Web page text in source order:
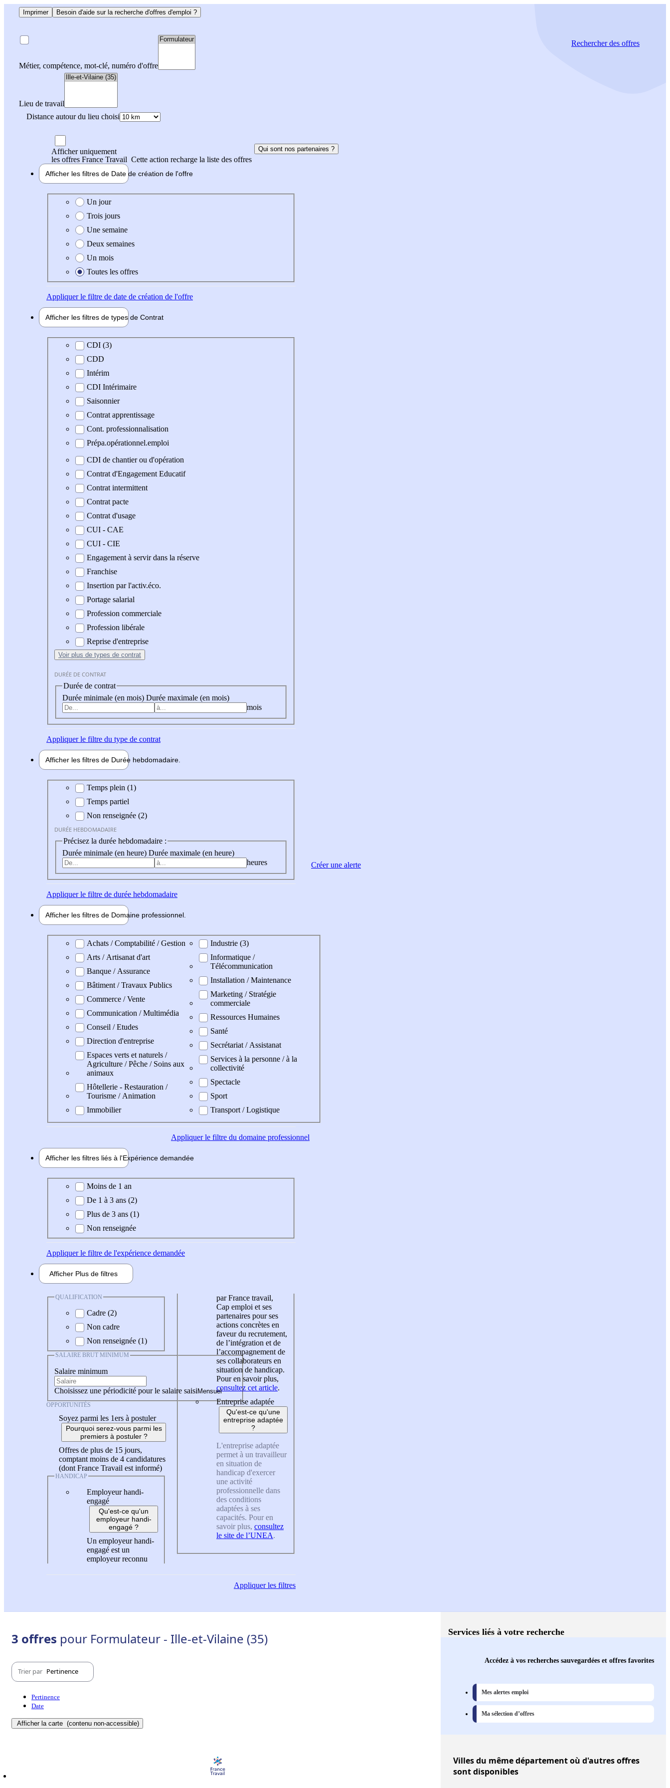
Imprimer Besoin d'aide sur la recherche d'offres d'emploi ?
Métier, compétence, mot-clé, numéro d'offre
Lieu de travail
Distance autour du lieu choisi
Rechercherdes offres
Afficher uniquement
les offres France Travail Cette action recharge la liste des offres
Qui sont nos partenaires ?
Afficher les filtres de Date de création de l'offre
Date de création de l'offre
Un jour
Trois jours
Une semaine
Deux semaines
Un mois
Toutes les offres
Appliquerle filtre de date de création de l'offre
Afficher les filtres de types de Contrat
Type de contrat
CDI (3)
CDD
Intérim
CDI Intérimaire
Saisonnier
Contrat apprentissage
Cont. professionnalisation
Prépa.opérationnel.emploi
CDI de chantier ou d'opération
Contrat d'Engagement Educatif
Contrat intermittent
Contrat pacte
Contrat d'usage
CUI - CAE
CUI - CIE
Engagement à servir dans la réserve
Franchise
Insertion par l'activ.éco.
Portage salarial
Profession commerciale
Profession libérale
Reprise d'entreprise
Voir plus de types de contrat
DURÉE DE CONTRAT
Durée de contrat
Durée minimale (en mois) Durée maximale (en mois)
mois
Appliquerle filtre du type de contrat
Afficher les filtres de Durée hebdomadaire
Durée hebdomadaire
Temps plein (1)
Temps partiel
Non renseignée (2)
DURÉE HEBDOMADAIRE
Précisez la durée hebdomadaire :
Durée minimale (en heure) Durée maximale (en heure)
heures
Appliquerle filtre de durée hebdomadaire
Afficher les filtres de Domaine professionnel
Domaine professionel
Achats / Comptabilité / Gestion
Arts / Artisanat d'art
Banque / Assurance
Bâtiment / Travaux Publics
Commerce / Vente
Communication / Multimédia
Conseil / Etudes
Direction d'entreprise
Espaces verts et naturels /
Agriculture / Pêche / Soins aux
animaux
Hôtellerie - Restauration /
Tourisme / Animation
Immobilier
Industrie (3)
Informatique /
Télécommunication
Installation / Maintenance
Marketing / Stratégie
commerciale
Ressources Humaines
Santé
Secrétariat / Assistanat
Services à la personne / à la
collectivité
Spectacle
Sport
Transport / Logistique
Appliquerle filtre du domaine professionnel
Afficher les filtres liés à l'Expérience demandée
Expérience demandée
Moins de 1 an
De 1 à 3 ans (2)
Plus de 3 ans (1)
Non renseignée
Appliquerle filtre de l'expérience demandée
Afficher Plus de filtres
QUALIFICATION
Cadre (2)
Non cadre
Non renseignée (1)
SALAIRE BRUT MINIMUM
Salaire minimum
Choisissez une périodicité pour le salaire saisi
OPPORTUNITÉS
Soyez parmi les 1ers à postuler
Pourquoi serez-vous parmi les
premiers à postuler ?
Offres de plus de 15 jours,
comptant moins de 4 candidatures
(dont France Travail est informé)
HANDICAP
Employeur handi-
engagé
Qu'est-ce qu'un
employeur handi-
engagé ?
Un employeur handi-
engagé est un
employeur reconnu
par France travail,
Cap emploi et ses
partenaires pour ses
actions concrètes en
faveur du recrutement,
de l’intégration et de
l’accompagnement de
ses collaborateurs en
situation de handicap.
Pour en savoir plus,
consultez cet article.
Entreprise adaptée
Qu'est-ce qu'une
entreprise adaptée
?
L'entreprise adaptée
permet à un travailleur
en situation de
handicap d'exercer
une activité
professionnelle dans
des conditions
adaptées à ses
capacités. Pour en
savoir plus, consultez
le site de l’UNEA.
Appliquerles filtres
Créer une alerte
3 offres pour Formulateur - Ille-et-Vilaine (35)
Trier par Pertinence
Pertinence
Date
Afficher la carte (contenu non-accessible)
Services liés à votre recherche
Accédez à vos recherches sauvegardées et offres favorites
Mes alertes emploi
Ma sélection d’offres
Villesdu même département où d'autres offres
sont disponibles